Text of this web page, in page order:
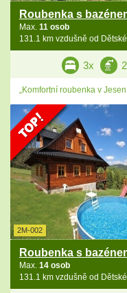
Roubenka s
Max. 11 osob
131.1 km vzdušně od
3x
„Komfortní roubenka v
2M-002
Roubenka s
Max. 14 osob
131.1 km vzdušně od